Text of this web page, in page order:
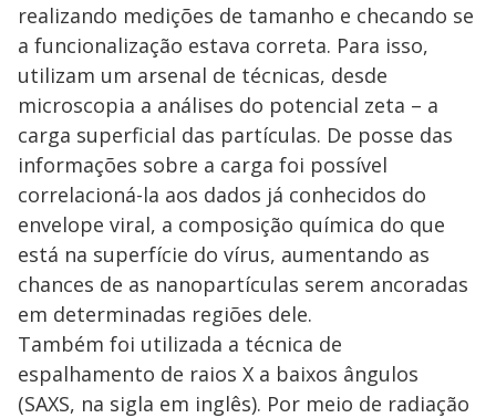
realizando medições de tamanho e checando se
a funcionalização estava correta. Para isso,
utilizam um arsenal de técnicas, desde
microscopia a análises do potencial zeta – a
carga superficial das partículas. De posse das
informações sobre a carga foi possível
correlacioná-la aos dados já conhecidos do
envelope viral, a composição química do que
está na superfície do vírus, aumentando as
chances de as nanopartículas serem ancoradas
em determinadas regiões dele.
Também foi utilizada a técnica de
espalhamento de raios X a baixos ângulos
(SAXS, na sigla em inglês). Por meio de radiação